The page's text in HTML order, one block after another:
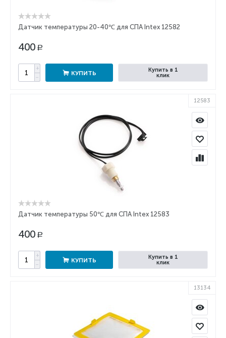
Датчик температуры 20-40℃ для СПА Intex 12582
400 Р
+
−
КУПИТЬ
Купить в 1
клик
12583
Датчик температуры 50℃ для СПА Intex 12583
400 Р
+
−
КУПИТЬ
Купить в 1
клик
13134